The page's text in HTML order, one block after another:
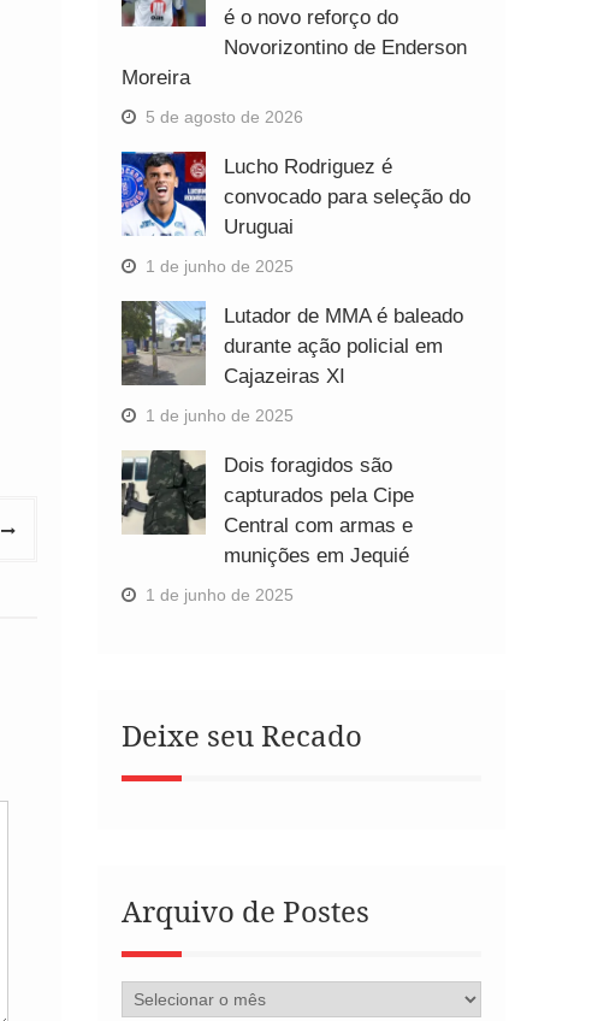
é o novo reforço do
Novorizontino de Enderson
Moreira
5 de agosto de 2026
Lucho Rodriguez é
convocado para seleção do
Uruguai
1 de junho de 2025
Lutador de MMA é baleado
durante ação policial em
Cajazeiras XI
1 de junho de 2025
Dois foragidos são
capturados pela Cipe
Central com armas e
munições em Jequié
1 de junho de 2025
Deixe seu Recado
Arquivo de Postes
Arquivo